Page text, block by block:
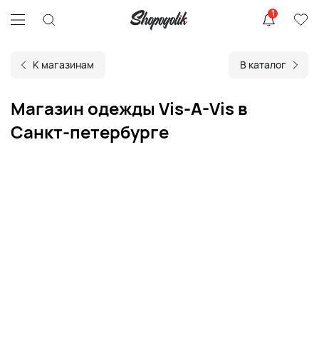
1
К магазинам В каталог
Магазин одежды Vis-A-Vis в
Санкт-петербурге